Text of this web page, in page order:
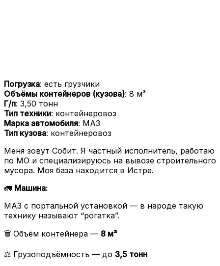
Погрузка: есть грузчики
Объёмы контейнеров (кузова): 8 м³
Г/п: 3,50 тонн
Тип техники: контейнеровоз
Марка автомобиля: МАЗ
Тип кузова: контейнеровоз
Меня зовут Собит. Я частный исполнитель, работаю
по МО и специализируюсь на вывозе строительного
мусора. Моя база находится в Истре.
🚛 Машина:
МАЗ с портальной установкой — в народе такую
технику называют “рогатка”.
🗑️ Объём контейнера — 8 м³
⚖️ Грузоподъёмность — до 3,5 тонн